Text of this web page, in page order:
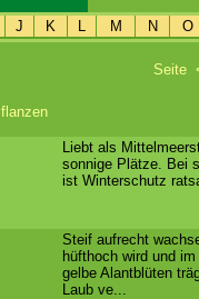
J K L M N O
Seite
Liebt als
sonnige Plätze. Bei
ist Winterschutz
Steif aufrecht
hüfthoch wird und
gelbe Alantblüten
Laub ve...